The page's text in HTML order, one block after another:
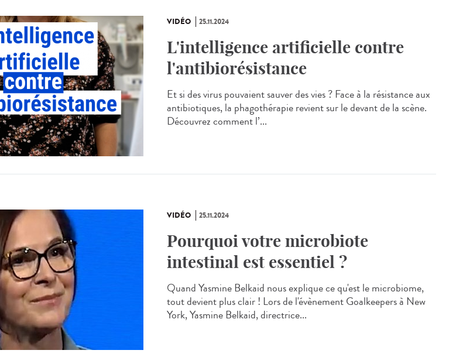
VIDÉO 25.11.2024
L'intelligence artificielle contre
l'antibiorésistance
Et si des virus pouvaient sauver des vies ? Face à la résistance aux
antibiotiques, la phagothérapie revient sur le devant de la scène.
Découvrez comment l’...
VIDÉO 25.11.2024
Pourquoi votre microbiote
intestinal est essentiel ?
Quand Yasmine Belkaid nous explique ce qu'est le microbiome,
tout devient plus clair ! Lors de l'évènement Goalkeepers à New
York, Yasmine Belkaid, directrice...